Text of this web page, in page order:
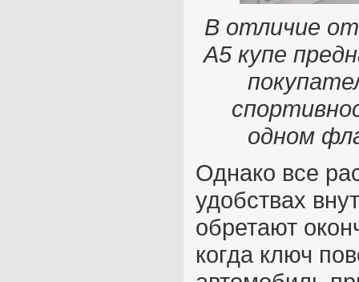
В отличие
A5 купе
одном
Однако все
удобствах
обретают
когда ключ